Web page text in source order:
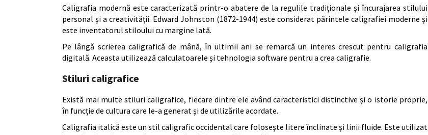
Caligrafia modernă este caracterizată printr-o abatere de la regulile tradiționale și încurajarea stilului
personal și a creativității. Edward Johnston (1872-1944) este considerat părintele caligrafiei moderne și
este inventatorul stiloului cu margine lată.
Pe lângă scrierea caligrafică de mână, în ultimii ani se remarcă un interes crescut pentru caligrafia
digitală. Aceasta utilizează calculatoarele și tehnologia software pentru a crea caligrafie.
Stiluri caligrafice
Există mai multe stiluri caligrafice, fiecare dintre ele având caracteristici distinctive și o istorie proprie,
în funcție de cultura care le-a generat și de utilizările acordate.
Caligrafia italică este un stil caligrafic occidental care folosește litere înclinate și linii fluide. Este utilizat